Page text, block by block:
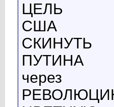
ЦЕЛЬ
США
СКИНУТЬ
ПУТИНА
через